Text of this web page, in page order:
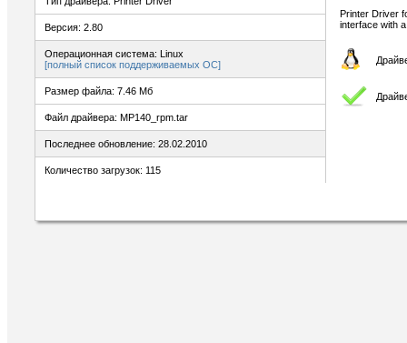
Версия: 2.80
Операционная система: Linux
[полный список поддерживаемых ОС]
Размер файла: 7.46 Мб
Файл драйвера: MP140_rpm.tar
Последнее обновление: 28.02.2010
Количество загрузок: 115
Printer Driver
interface with